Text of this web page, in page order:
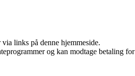
links på denne hjemmeside.
og kan modtage betaling